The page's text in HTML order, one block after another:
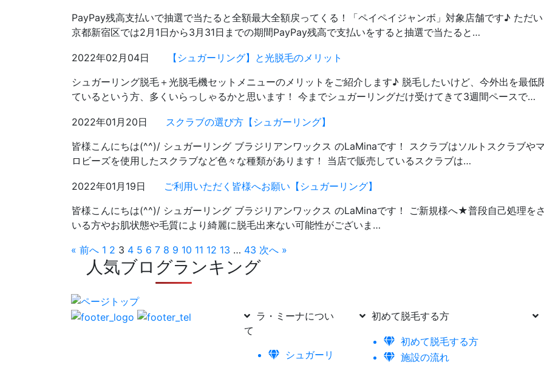
PayPay残高支払いで抽選で当たると全額最大全額戻ってくる！「ペイペイジャンボ」対象店舗です♪ ただ
京都新宿区では2月1日から3月31日までの期間PayPay残高で支払いをすると抽選で当たると…
2022年02月04日
【シュガーリング】と光脱毛のメリット
シュガーリング脱毛＋光脱毛機セットメニューのメリットをご紹介します♪ 脱毛したいけど、今外出を最低
ているという方、多くいらっしゃるかと思います！ 今までシュガーリングだけ受けてきて3週間ペースで…
2022年01月20日
スクラブの選び方【シュガーリング】
皆様こんにちは(^^)/ シュガーリング ブラジリアンワックス のLaMinaです！ スクラブはソルトスクラブや
ロビーズを使用したスクラブなど色々な種類があります！ 当店で販売しているスクラブは…
2022年01月19日
ご利用いただく皆様へお願い【シュガーリング】
皆様こんにちは(^^)/ シュガーリング ブラジリアンワックス のLaMinaです！ ご新規様へ★普段自己処理を
いる方やお肌状態や毛質により綺麗に脱毛出来ない可能性がございま…
« 前へ 1 2 3 4 5 6 7 8 9 10 11 12 13 … 43 次へ »
人気ブログランキング
ラ・ミーナについ
て
シュガーリ
初めて脱毛する方
初めて脱毛する方
施設の流れ